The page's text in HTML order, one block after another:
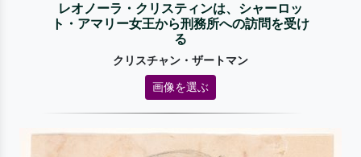
レオノーラ・クリスティンは、シャーロッ
ト・アマリー女王から刑務所への訪問を受け
る
クリスチャン・ザートマン
画像を選ぶ